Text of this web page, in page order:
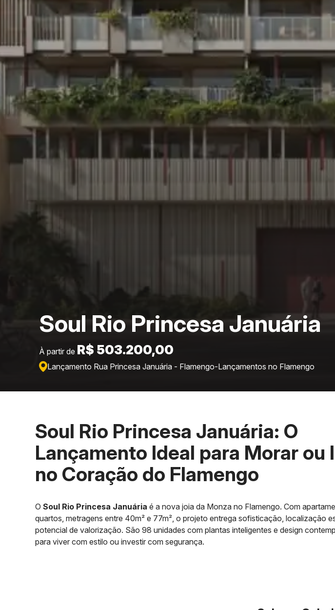
Soul Rio Princesa Januária
À partir de R$ 503.200,00
Lançamento Rua Princesa Januária - Flamengo-Lançamentos no Flamengo
Soul Rio Princesa Januária: O
Lançamento Ideal para Morar ou
no Coração do Flamengo
O Soul Rio Princesa Januária é a nova joia da Monza no Flamengo. Com
quartos, metragens entre 40m² e 77m², o projeto entrega sofisticação, localização
potencial de valorização. São 98 unidades com plantas inteligentes e design
para viver com estilo ou investir com segurança.